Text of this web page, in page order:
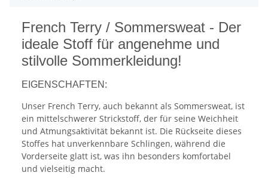
French Terry / Sommersweat - Der
ideale Stoff für angenehme und
stilvolle Sommerkleidung!
EIGENSCHAFTEN:
Unser French Terry, auch bekannt als Sommersweat, ist
ein mittelschwerer Strickstoff, der für seine Weichheit
und Atmungsaktivität bekannt ist. Die Rückseite dieses
Stoffes hat unverkennbare Schlingen, während die
Vorderseite glatt ist, was ihn besonders komfortabel
und vielseitig macht.